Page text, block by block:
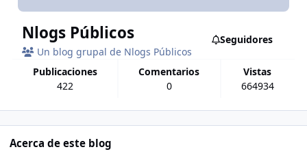
Nlogs Públicos
Un blog grupal de Nlogs Públicos
publicaciones
422
comentarios
0
vistas
664934
Seguidores
Acerca de este blog